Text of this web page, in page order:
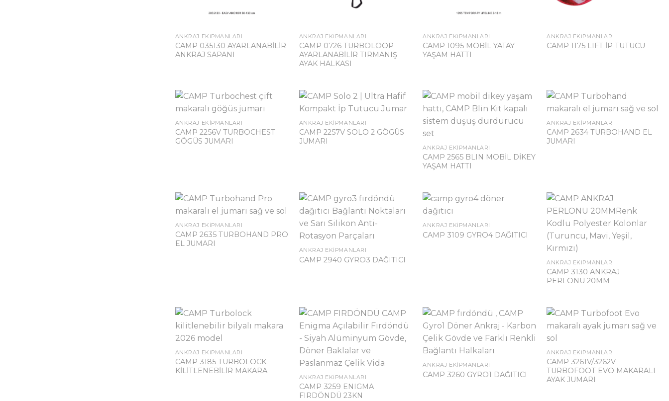
ANKRAJ EKIPMANLARI
CAMP 035130 AYARLANABİLİR
ANKRAJ SAPANI
ANKRAJ EKIPMANLARI
CAMP 0726 TURBOLOOP
AYARLANABİLİR TIRMANIŞ
AYAK HALKASI
ANKRAJ EKIPMANLARI
CAMP 1095 MOBİL YATAY
YAŞAM HATTI
ANKRAJ EKIPMANLARI
CAMP 1175 LIFT İP TUTUCU
ANKRAJ EKIPMANLARI
CAMP 2256V TURBOCHEST
GÖGÜS JUMARI
ANKRAJ EKIPMANLARI
CAMP 2257V SOLO 2 GÖGÜS
JUMARI
ANKRAJ EKIPMANLARI
CAMP 2565 BLIN MOBİL DİKEY
YAŞAM HATTI
ANKRAJ EKIPMANLARI
CAMP 2634 TURBOHAND EL
JUMARI
ANKRAJ EKIPMANLARI
CAMP 2635 TURBOHAND PRO
EL JUMARI
ANKRAJ EKIPMANLARI
CAMP 2940 GYRO3 DAĞITICI
ANKRAJ EKIPMANLARI
CAMP 3109 GYRO4 DAĞITICI
ANKRAJ EKIPMANLARI
CAMP 3130 ANKRAJ
PERLONU 20MM
ANKRAJ EKIPMANLARI
CAMP 3185 TURBOLOCK
KİLİTLENEBİLİR MAKARA
ANKRAJ EKIPMANLARI
CAMP 3259 ENIGMA
FIRDÖNDÜ 23KN
ANKRAJ EKIPMANLARI
CAMP 3260 GYRO1 DAĞITICI
ANKRAJ EKIPMANLARI
CAMP 3261V/3262V
TURBOFOOT EVO MAKARALI
AYAK JUMARI